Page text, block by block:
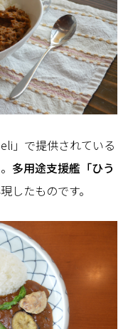
」で提供されている
。 多用途支援艦「ひう
したものです。